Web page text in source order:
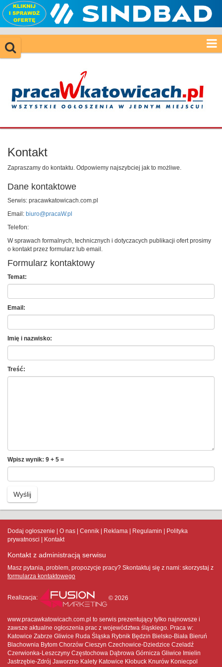
Kontakt
Zapraszamy do kontaktu. Odpowiemy najszybciej jak to możliwe.
Dane kontaktowe
Serwis: pracawkatowicach.com.pl
Email: biuro@pracaW.pl
Telefon:
W sprawach formalnych, technicznych i dotyczacych publikacji ofert prosimy
o kontakt przez formularz lub email.
Formularz kontaktowy
Temat:
Email:
Imię i nazwisko:
Treść:
Wpisz wynik: 9 + 5 =
Wyślij
Dodaj ogłoszenie O nas Cennik Reklama Regulamin
Polityka
prywatnosci
Kontakt
Kontakt z administracją serwisu
Masz pytania, problem, propozycje pracy? Skontaktuj się z nami: skorzystaj z
formularza kontaktowego
Realizacja: © 2026
www.pracawkatowicach.com.pl to serwis prezentujący tylko najnowsze i
zawsze aktualne ogłoszenia prac z województwa śląskiego. Praca w:
Katowice Zabrze Gliwice Ruda Śląska Rybnik Będzin Bielsko-Biała Bieruń
Blachownia Bytom Chorzów Cieszyn Czechowice-Dziedzice Czeladź
Czerwionka-Leszczyny Częstochowa Dąbrowa Górnicza Gliwice Imielin
Jastrzębie-Zdrój Jaworzno Kalety Katowice Kłobuck Knurów Koniecpol